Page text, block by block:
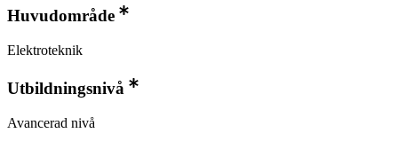
Huvudområde
Elektroteknik
Utbildningsnivå
Avancerad nivå